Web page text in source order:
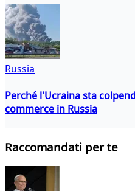
Russia
Perché l'Ucraina sta
commerce in Russia
Raccomandati per te